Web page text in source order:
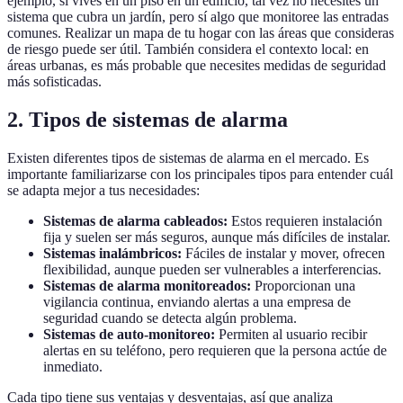
sistema que cubra un jardín, pero sí algo que monitoree las entradas
comunes. Realizar un mapa de tu hogar con las áreas que consideras
de riesgo puede ser útil. También considera el contexto local: en
áreas urbanas, es más probable que necesites medidas de seguridad
más sofisticadas.
2. Tipos de sistemas de alarma
Existen diferentes tipos de sistemas de alarma en el mercado. Es
importante familiarizarse con los principales tipos para entender cuál
se adapta mejor a tus necesidades:
Sistemas de alarma cableados: Estos requieren instalación
fija y suelen ser más seguros, aunque más difíciles de instalar.
Sistemas inalámbricos: Fáciles de instalar y mover, ofrecen
flexibilidad, aunque pueden ser vulnerables a interferencias.
Sistemas de alarma monitoreados: Proporcionan una
vigilancia continua, enviando alertas a una empresa de
seguridad cuando se detecta algún problema.
Sistemas de auto-monitoreo: Permiten al usuario recibir
alertas en su teléfono, pero requieren que la persona actúe de
inmediato.
Cada tipo tiene sus ventajas y desventajas, así que analiza